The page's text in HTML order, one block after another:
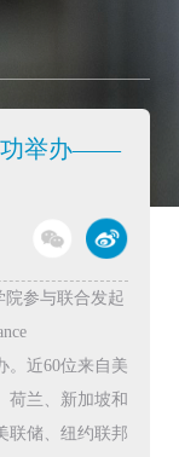
功举办——
参与联合发起
。近60位来自美
荷兰、新加坡和
联储、纽约联邦